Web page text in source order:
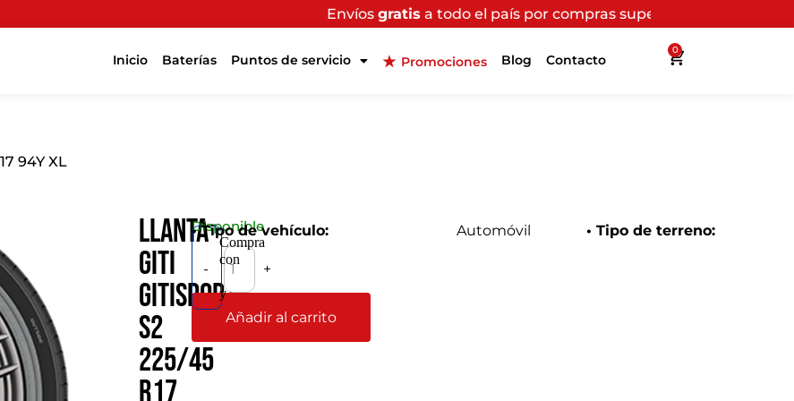
a todo el país por compras superiores a $200.000*
Inicio Baterías Puntos de servicio Promociones Blog Contacto
0
94Y XL
Llanta
Giti
GitiSport
S2
225/45
R17
Disponible
- +
Añadir al carrito
Compra
con
y
• Tipo de vehículo: Automóvil • Tipo de terreno: